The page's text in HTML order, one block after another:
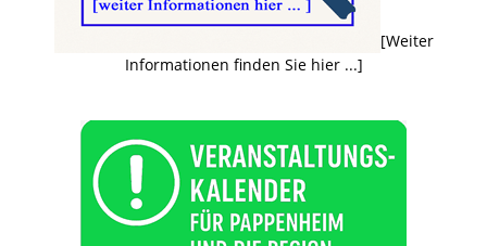
[Weiter
Informationen finden Sie hier ...]